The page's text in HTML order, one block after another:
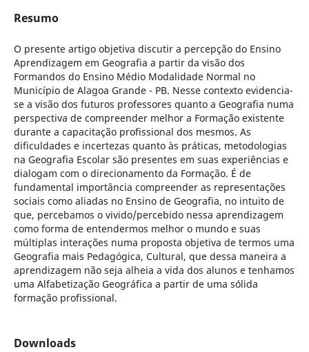
Resumo
O presente artigo objetiva discutir a percepção do Ensino
Aprendizagem em Geografia a partir da visão dos
Formandos do Ensino Médio Modalidade Normal no
Município de Alagoa Grande - PB. Nesse contexto evidencia-
se a visão dos futuros professores quanto a Geografia numa
perspectiva de compreender melhor a Formação existente
durante a capacitação profissional dos mesmos. As
dificuldades e incertezas quanto às práticas, metodologias
na Geografia Escolar são presentes em suas experiências e
dialogam com o direcionamento da Formação. É de
fundamental importância compreender as representações
sociais como aliadas no Ensino de Geografia, no intuito de
que, percebamos o vivido/percebido nessa aprendizagem
como forma de entendermos melhor o mundo e suas
múltiplas interações numa proposta objetiva de termos uma
Geografia mais Pedagógica, Cultural, que dessa maneira a
aprendizagem não seja alheia a vida dos alunos e tenhamos
uma Alfabetização Geográfica a partir de uma sólida
formação profissional.
Downloads